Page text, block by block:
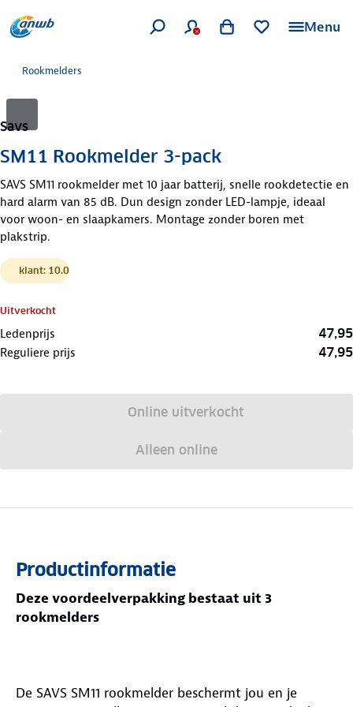
Menu
Rookmelders
Savs
SM11 Rookmelder 3-pack
SAVS SM11 rookmelder met 10 jaar batterij, snelle rookdetectie en
hard alarm van 85 dB. Dun design zonder LED-lampje, ideaal
voor woon- en slaapkamers. Montage zonder boren met
plakstrip.
klant: 10.0
Uitverkocht
Ledenprijs 47,95
Reguliere prijs 47,95
Online uitverkocht
Alleen online
Productinformatie
Deze voordeelverpakking bestaat uit 3
rookmelders
De SAVS SM11 rookmelder beschermt jou en je